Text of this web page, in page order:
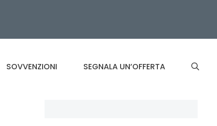
SOVVENZIONI SEGNALA UN’OFFERTA